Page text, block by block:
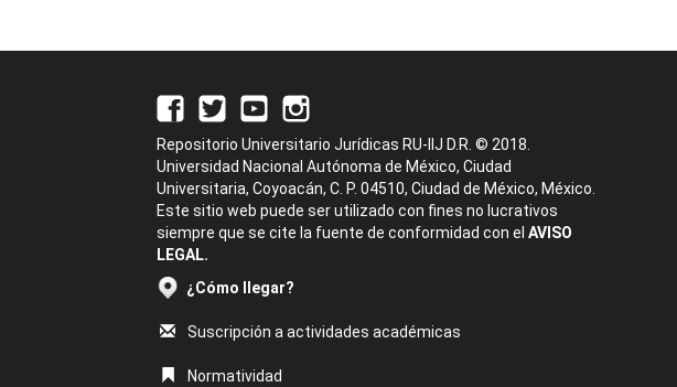
Repositorio Universitario Jurídicas RU-IIJ D.R. © 2018.
Universidad Nacional Autónoma de México, Ciudad
Universitaria, Coyoacán, C. P. 04510, Ciudad de México, México.
Este sitio web puede ser utilizado con fines no lucrativos
siempre que se cite la fuente de conformidad con el AVISO
LEGAL.
¿Cómo llegar?
Suscripción a actividades académicas
Normatividad